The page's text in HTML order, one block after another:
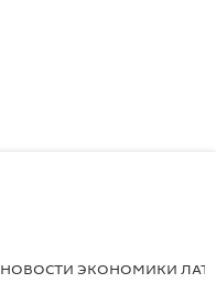
НОВОСТИ ЭКОНОМИКИ